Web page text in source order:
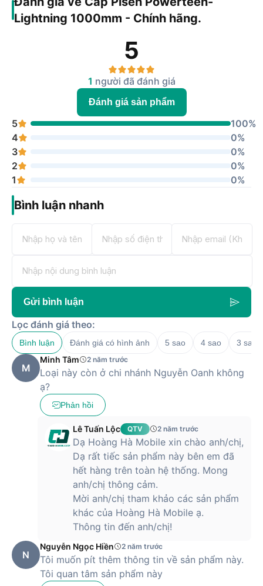
Lightning 1000mm - Chính hãng.
5
1 người đã đánh giá
Đánh giá sản phẩm
5
100%
4
0%
3
0%
2
0%
1
0%
Bình luận nhanh
Gửi bình luận
Lọc đánh giá theo:
Bình luận Đánh giá có hình ảnh 5 sao 4 sao 3 sao
M
Minh Tâm 2 năm trước
Loại này còn ở chi nhánh Nguyễn Oanh không
ạ?
Phản hồi
Lê Tuấn Lộc QTV 2 năm trước
Dạ Hoàng Hà Mobile xin chào anh/chị,
Dạ rất tiếc sản phẩm này bên em đã
hết hàng trên toàn hệ thống. Mong
anh/chị thông cảm.
Mời anh/chị tham khảo các sản phẩm
khác của Hoàng Hà Mobile ạ.
Thông tin đến anh/chị!
N
Nguyễn Ngọc Hiền 2 năm trước
Tôi muốn pít thêm thông tin về sản phẩm này.
Tôi quan tâm sản phẩm này